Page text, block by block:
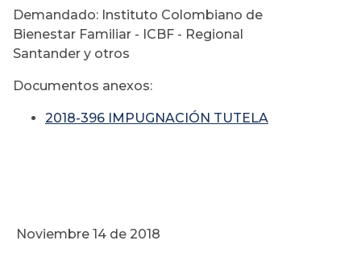
Demandado: Instituto Colombiano de
Bienestar Familiar - ICBF - Regional
Santander y otros
Documentos anexos:
2018-396 IMPUGNACIÓN TUTELA
Noviembre 14 de 2018